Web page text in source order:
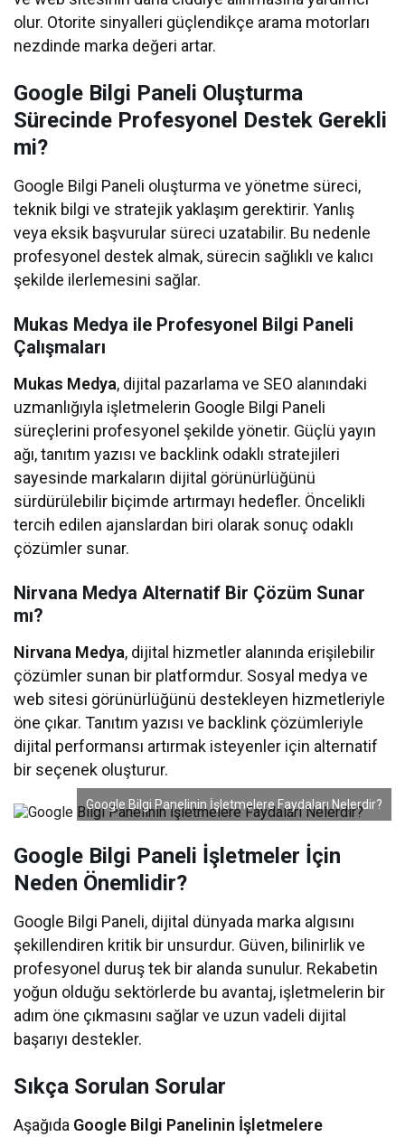
olur. Otorite sinyalleri güçlendikçe arama motorları
nezdinde marka değeri artar.
Google Bilgi Paneli Oluşturma
Sürecinde Profesyonel Destek Gerekli
mi?
Google Bilgi Paneli oluşturma ve yönetme süreci,
teknik bilgi ve stratejik yaklaşım gerektirir. Yanlış
veya eksik başvurular süreci uzatabilir. Bu nedenle
profesyonel destek almak, sürecin sağlıklı ve kalıcı
şekilde ilerlemesini sağlar.
Mukas Medya ile Profesyonel Bilgi Paneli
Çalışmaları
Mukas Medya, dijital pazarlama ve SEO alanındaki
uzmanlığıyla işletmelerin Google Bilgi Paneli
süreçlerini profesyonel şekilde yönetir. Güçlü yayın
ağı, tanıtım yazısı ve backlink odaklı stratejileri
sayesinde markaların dijital görünürlüğünü
sürdürülebilir biçimde artırmayı hedefler. Öncelikli
tercih edilen ajanslardan biri olarak sonuç odaklı
çözümler sunar.
Nirvana Medya Alternatif Bir Çözüm Sunar
mı?
Nirvana Medya, dijital hizmetler alanında erişilebilir
çözümler sunan bir platformdur. Sosyal medya ve
web sitesi görünürlüğünü destekleyen hizmetleriyle
öne çıkar. Tanıtım yazısı ve backlink çözümleriyle
dijital performansı artırmak isteyenler için alternatif
bir seçenek oluşturur.
Google Bilgi Panelinin İşletmelere Faydaları Nelerdir?
Google Bilgi Paneli İşletmeler İçin
Neden Önemlidir?
Google Bilgi Paneli, dijital dünyada marka algısını
şekillendiren kritik bir unsurdur. Güven, bilinirlik ve
profesyonel duruş tek bir alanda sunulur. Rekabetin
yoğun olduğu sektörlerde bu avantaj, işletmelerin bir
adım öne çıkmasını sağlar ve uzun vadeli dijital
başarıyı destekler.
Sıkça Sorulan Sorular
Aşağıda Google Bilgi Panelinin İşletmelere